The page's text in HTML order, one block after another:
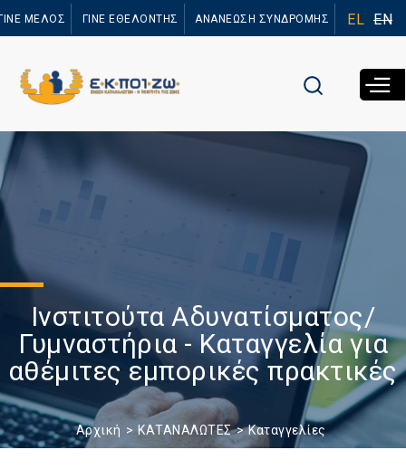
προς το
ΜΕΛΟΣ ΓΙΝΕ ΕΘΕΛΟΝΤΗΣ ΑΝΑΝΕΩΣΗ ΣΥΝΔΡΟΜΗΣ EL EN
Ινστιτούτα Αδυνατίσματος/
Γυμναστήρια - Καταγγελία για
αθέμιτες εμπορικές πρακτικές
Αρχική ΚΑΤΑΝΑΛΩΤΕΣ Καταγγελίες